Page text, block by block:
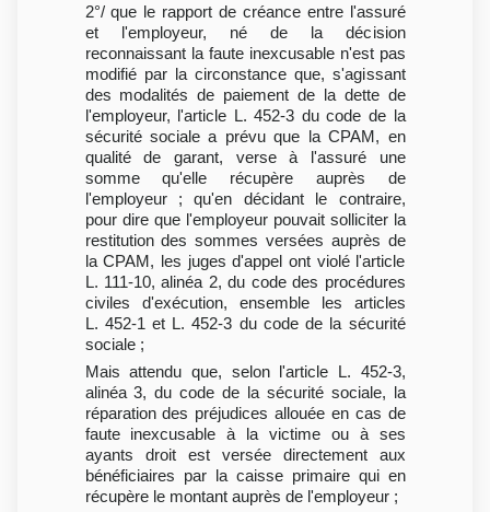
2°/ que le rapport de créance entre l'assuré
et l'employeur, né de la décision
reconnaissant la faute inexcusable n'est pas
modifié par la circonstance que, s'agissant
des modalités de paiement de la dette de
l'employeur, l'article L. 452-3 du code de la
sécurité sociale a prévu que la CPAM, en
qualité de garant, verse à l'assuré une
somme qu'elle récupère auprès de
l'employeur ; qu'en décidant le contraire,
pour dire que l'employeur pouvait solliciter la
restitution des sommes versées auprès de
la CPAM, les juges d'appel ont violé l'article
L. 111-10, alinéa 2, du code des procédures
civiles d'exécution, ensemble les articles
L. 452-1 et L. 452-3 du code de la sécurité
sociale ;
Mais attendu que, selon l'article L. 452-3,
alinéa 3, du code de la sécurité sociale, la
réparation des préjudices allouée en cas de
faute inexcusable à la victime ou à ses
ayants droit est versée directement aux
bénéficiaires par la caisse primaire qui en
récupère le montant auprès de l'employeur ;